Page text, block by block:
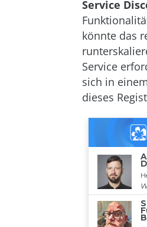
Service
könnte das
Service
sich in
dieses